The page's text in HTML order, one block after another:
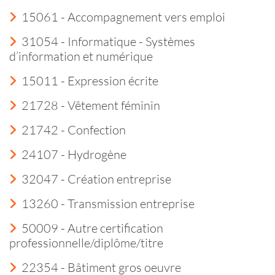
15061 - Accompagnement vers emploi
31054 - Informatique - Systèmes
d’information et numérique
15011 - Expression écrite
21728 - Vêtement féminin
21742 - Confection
24107 - Hydrogène
32047 - Création entreprise
13260 - Transmission entreprise
50009 - Autre certification
professionnelle/diplôme/titre
22354 - Bâtiment gros oeuvre